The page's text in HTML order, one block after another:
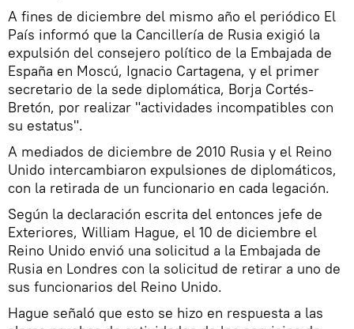
A fines de diciembre del mismo año el periódico El
País informó que la Cancillería de Rusia exigió la
expulsión del consejero político de la Embajada de
España en Moscú, Ignacio Cartagena, y el primer
secretario de la sede diplomática, Borja Cortés-
Bretón, por realizar "actividades incompatibles con
su estatus".
A mediados de diciembre de 2010 Rusia y el Reino
Unido intercambiaron expulsiones de diplomáticos,
con la retirada de un funcionario en cada legación.
Según la declaración escrita del entonces jefe de
Exteriores, William Hague, el 10 de diciembre el
Reino Unido envió una solicitud a la Embajada de
Rusia en Londres con la solicitud de retirar a uno de
sus funcionarios del Reino Unido.
Hague señaló que esto se hizo en respuesta a las